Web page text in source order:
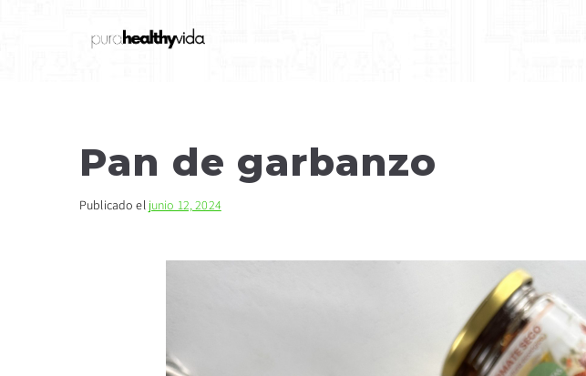
Pan de garbanzo
Publicado el junio 12, 2024